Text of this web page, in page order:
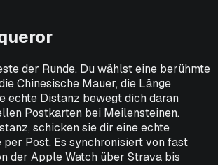
der Runde. Du wählst eine berühmte
Chinesische Mauer, die Länge
echte Distanz bewegt dich daran
Postkarten bei Meilensteinen.
schicken sie dir eine echte
Post. Es synchronisiert von fast
der Apple Watch über Strava bis